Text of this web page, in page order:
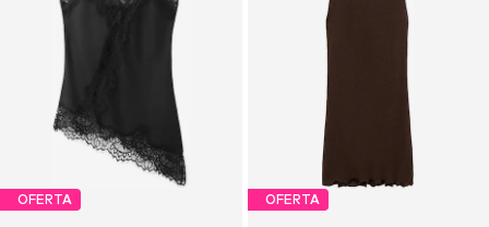
OFERTA OFERTA